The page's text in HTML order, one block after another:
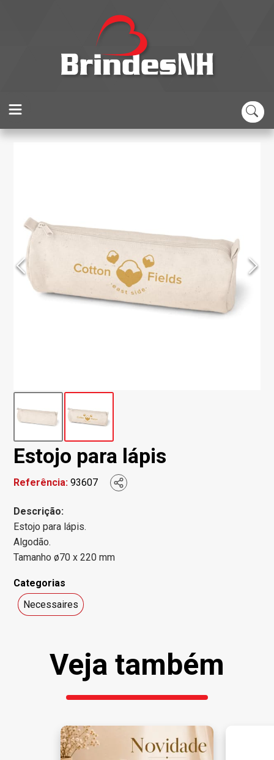
Estojo para lápis
Referência:93607
Descrição:
Estojo para lápis.
Algodão.
Tamanho ø70 x 220 mm
Categorias
Necessaires
Veja também